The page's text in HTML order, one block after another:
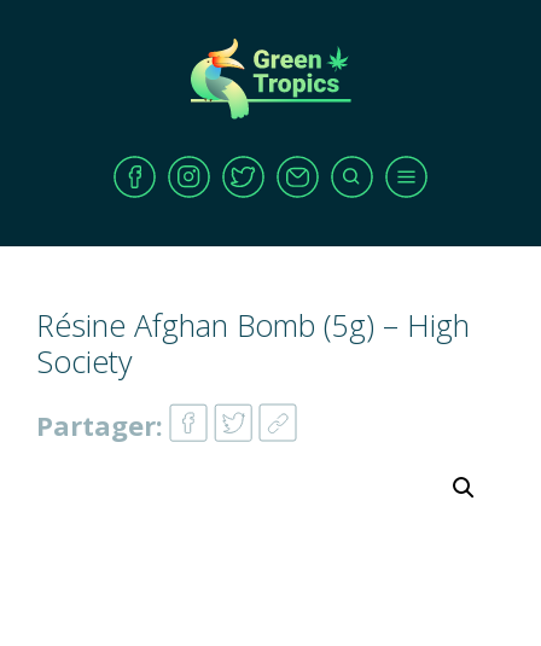
Résine Afghan Bomb (5g) – High
Society
Partager: